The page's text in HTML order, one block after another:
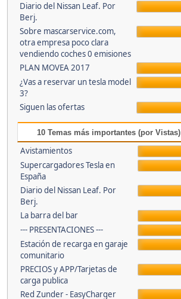
Diario del Nissan Leaf. Por
Berj.
Sobre mascarservice.com,
otra empresa poco clara
vendiendo coches 0 emisiones
PLAN MOVEA 2017
¿Vas a reservar un tesla model
3?
Siguen las ofertas
10 Temas más importantes (por Vistas)
Avistamientos
Supercargadores Tesla en
España
Diario del Nissan Leaf. Por
Berj.
La barra del bar
--- PRESENTACIONES ---
Estación de recarga en garaje
comunitario
PRECIOS y APP/Tarjetas de
carga publica
Red Zunder - EasyCharger